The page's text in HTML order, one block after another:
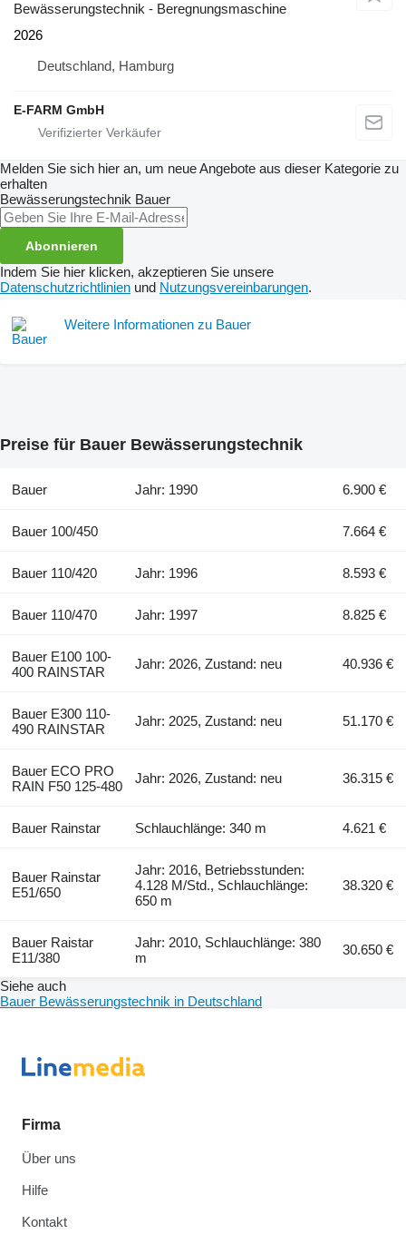
Bewässerungstechnik - Beregnungsmaschine
2026
Deutschland, Hamburg
E-FARM GmbH
Melden Sie sich hier an, um neue Angebote aus dieser Kategorie zu
erhalten
Bewässerungstechnik Bauer
Abonnieren
Indem Sie hier klicken, akzeptieren Sie unsere
Datenschutzrichtlinien und Nutzungsvereinbarungen.
Weitere Informationen zu Bauer
Preise für Bauer Bewässerungstechnik
Bauer Jahr: 1990 6.900 €
Bauer 100/450 7.664 €
Bauer 110/420 Jahr: 1996 8.593 €
Bauer 110/470 Jahr: 1997 8.825 €
Bauer E100 100-
400 RAINSTAR
Jahr: 2026, Zustand: neu 40.936 €
Bauer E300 110-
490 RAINSTAR
Jahr: 2025, Zustand: neu 51.170 €
Bauer ECO PRO
RAIN F50 125-480
Jahr: 2026, Zustand: neu 36.315 €
Bauer Rainstar Schlauchlänge: 340 m 4.621 €
Bauer Rainstar
E51/650
Jahr: 2016, Betriebsstunden:
4.128 M/Std., Schlauchlänge:
650 m
38.320 €
Bauer Raistar
E11/380
Jahr: 2010, Schlauchlänge: 380
m
30.650 €
Siehe auch
Bauer Bewässerungstechnik in Deutschland
Firma
Über uns
Hilfe
Kontakt